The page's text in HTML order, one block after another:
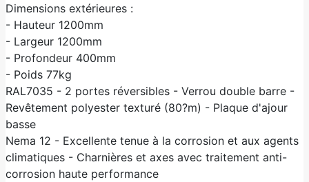
Dimensions extérieures :
- Hauteur 1200mm
- Largeur 1200mm
- Profondeur 400mm
- Poids 77kg
RAL7035 - 2 portes réversibles - Verrou double barre -
Revêtement polyester texturé (80?m) - Plaque d'ajour
basse
Nema 12 - Excellente tenue à la corrosion et aux agents
climatiques - Charnières et axes avec traitement anti-
corrosion haute performance